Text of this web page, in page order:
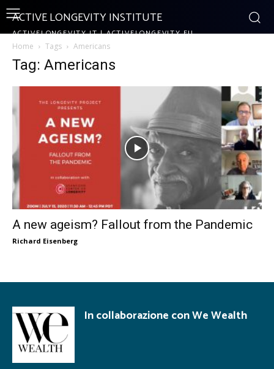
ACTIVE LONGEVITY INSTITUTE
ACTIVELONGEVITY.IT | ACTIVELONGEVITY.EU
Home Tags Americans
Tag: Americans
A new ageism? Fallout from the Pandemic
Richard Eisenberg
In collaborazione con We Wealth